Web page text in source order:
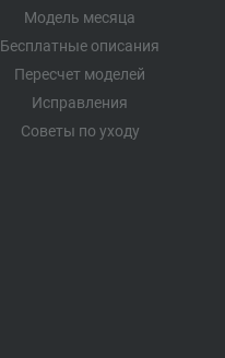
Модель месяца
Бесплатные описания
Пересчет моделей
Исправления
Советы по уходу